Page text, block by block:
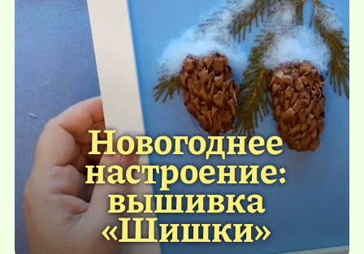
Новогоднее
настроение:
вышивка
«Шишки»